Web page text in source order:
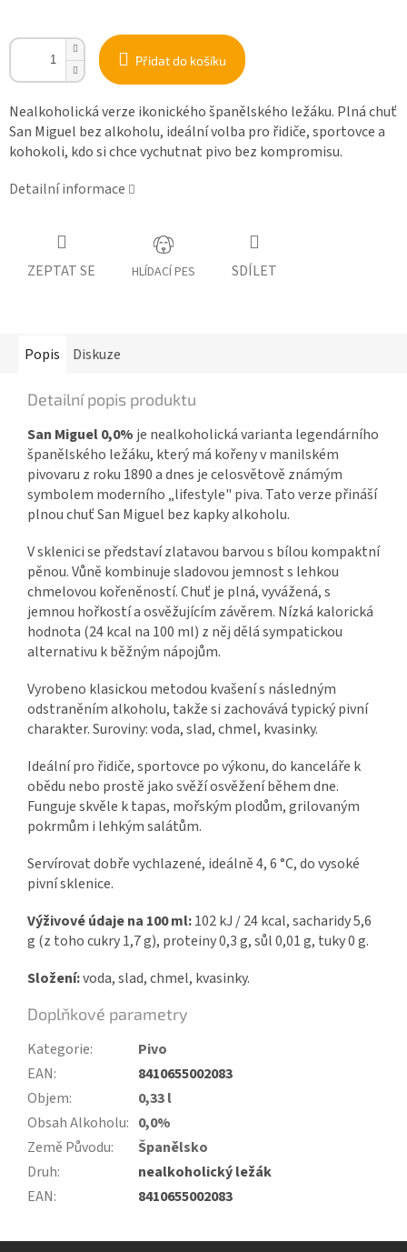
Přidat do košíku
Nealkoholická verze ikonického španělského ležáku. Plná chuť
San Miguel bez alkoholu, ideální volba pro řidiče, sportovce a
kohokoli, kdo si chce vychutnat pivo bez kompromisu.
Detailní informace
ZEPTAT SE HLÍDACÍ PES SDÍLET
Popis Diskuze
Detailní popis produktu
San Miguel 0,0% je nealkoholická varianta legendárního
španělského ležáku, který má kořeny v manilském
pivovaru z roku 1890 a dnes je celosvětově známým
symbolem moderního „lifestyle" piva. Tato verze přináší
plnou chuť San Miguel bez kapky alkoholu.
V sklenici se představí zlatavou barvou s bílou kompaktní
pěnou. Vůně kombinuje sladovou jemnost s lehkou
chmelovou kořeněností. Chuť je plná, vyvážená, s
jemnou hořkostí a osvěžujícím závěrem. Nízká kalorická
hodnota (24 kcal na 100 ml) z něj dělá sympatickou
alternativu k běžným nápojům.
Vyrobeno klasickou metodou kvašení s následným
odstraněním alkoholu, takže si zachovává typický pivní
charakter. Suroviny: voda, slad, chmel, kvasinky.
Ideální pro řidiče, sportovce po výkonu, do kanceláře k
obědu nebo prostě jako svěží osvěžení během dne.
Funguje skvěle k tapas, mořským plodům, grilovaným
pokrmům i lehkým salátům.
Servírovat dobře vychlazené, ideálně 4, 6 °C, do vysoké
pivní sklenice.
Výživové údaje na 100 ml:102 kJ / 24 kcal, sacharidy 5,6
g (z toho cukry 1,7 g), proteiny 0,3 g, sůl 0,01 g, tuky 0 g.
Složení:voda, slad, chmel, kvasinky.
Doplňkové parametry
Kategorie:
Pivo
EAN:
8410655002083
Objem:
0,33 l
Obsah Alkoholu: 0,0%
Země Původu:
Španělsko
Druh:
nealkoholický ležák
EAN: 8410655002083